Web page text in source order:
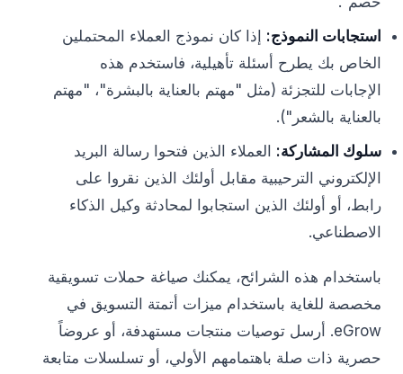
استجابات النموذج: إذا كان نموذج العملاء المحتملين
الخاص بك يطرح أسئلة تأهيلية، فاستخدم هذه
الإجابات للتجزئة (مثل "مهتم بالعناية بالبشرة"، "مهتم
بالعناية بالشعر").
سلوك المشاركة: العملاء الذين فتحوا رسالة البريد
الإلكتروني الترحيبية مقابل أولئك الذين نقروا على
رابط، أو أولئك الذين استجابوا لمحادثة وكيل الذكاء
الاصطناعي.
باستخدام هذه الشرائح، يمكنك صياغة حملات تسويقية
مخصصة للغاية باستخدام ميزات أتمتة التسويق في
eGrow. أرسل توصيات منتجات مستهدفة، أو عروضاً
حصرية ذات صلة باهتمامهم الأولي، أو تسلسلات متابعة